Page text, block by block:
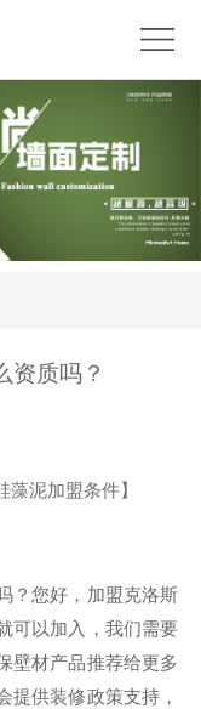
资质吗？
藻泥加盟条件】
？您好，加盟克洛斯
可以加入，我们需要
壁材产品推荐给更多
提供装修政策支持，